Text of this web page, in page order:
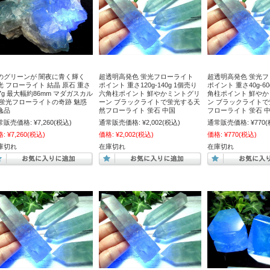
グリーンが 闇夜に青く輝く
フローライト 結晶 原石 重さ
最大幅約86mm マダガスカル
光フローライトの奇跡 魅惑
品
販売価格: ¥7,260(税込)
: ¥7,260(税込)
切れ
超透明高発色 蛍光フローライト
ポイント 重さ120g-140g 1個売り
六角柱ポイント 鮮やかミントグリ
ーン ブラックライトで蛍光する天
然フローライト 蛍石 中国
通常販売価格: ¥2,002(税込)
価格: ¥2,002(税込)
在庫切れ
超透明高発色 蛍光
ポイント 重さ40g-
角柱ポイント 鮮や
ン ブラックライト
フローライト 蛍石
通常販売価格: ¥770(
価格: ¥770(税込)
在庫切れ